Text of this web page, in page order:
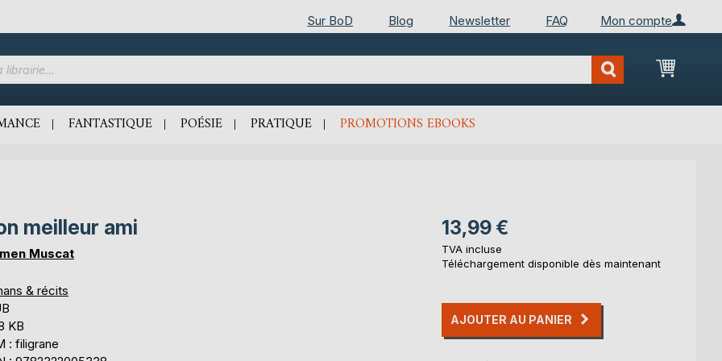
Mon compte
Sur BoD Blog Newsletter FAQ
Mon
FANTASTIQUE POÉSIE PRATIQUE PROMOTIONS EBOOKS
meilleur ami
Muscat
& récits
KB
: filigrane
13,99 €
TVA incluse
Téléchargement disponible dès maintenant
AJOUTER AU PANIER